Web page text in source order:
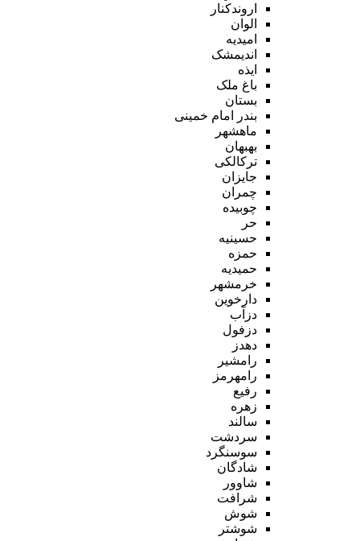
اروندکنار
الوان
امیدیه
اندیمشک
ایذه
باغ ملک
بستان
بندر امام خمینی
ماهشهر
بهبهان
ترکالکی
جایزان
چمران
چوبیده
حر
حسینیه
حمزه
حمیدیه
خرمشهر
دارخوین
دزآب
دزفول
دهدز
رامشیر
رامهرمز
رفیع
زهره
سالند
سردشت
سوسنگرد
شادگان
شاوور
شرافت
شوش
شوشتر